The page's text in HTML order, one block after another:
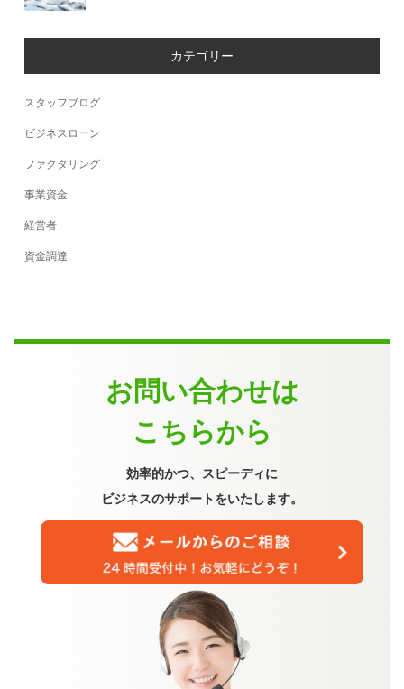
カテゴリー
スタッフブログ
ビジネスローン
ファクタリング
事業資金
経営者
資金調達
お問い合わせは
こちらから
効率的かつ、スピーディに
ビジネスのサポートをいたします。